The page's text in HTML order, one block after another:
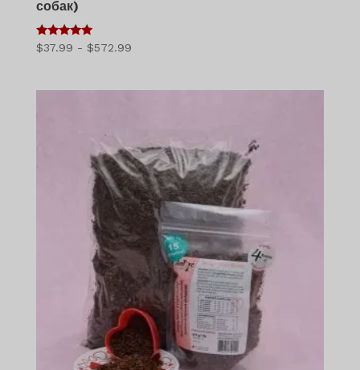
собак)
5
з 5
$37.99 - $572.99Діапазон